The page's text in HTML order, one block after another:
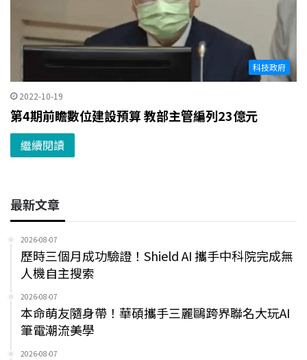
科技政府
2022-10-19
第4期前瞻數位建設預算 教部主管編列23億元
繼續閱讀
最新文章
2026-08-07
歷時三個月成功驗證！Shield AI 攜手中科院完成無
人機自主搜索
2026-08-07
本命萌友隨身帶！華碩攜手三麗鷗跨界聯名大玩AI
筆電潮流美學
2026-08-07